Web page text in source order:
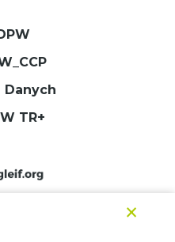
Danych
TR+
×